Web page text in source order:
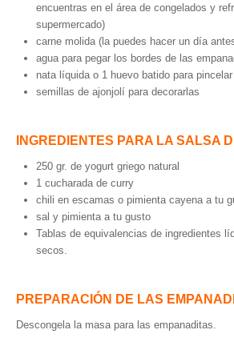
encuentras en el área de congelados y
supermercado)
carne molida (la puedes hacer un día
agua para pegar los bordes de las
nata líquida o 1 huevo batido para
semillas de ajonjolí para decorarlas
INGREDIENTES PARA LA SALSA
250 gr. de yogurt griego natural
1 cucharada de curry
chili en escamas o pimienta cayena a tu
sal y pimienta a tu gusto
Tablas de equivalencias de ingredientes
secos.
PREPARACIÓN DE LAS
Descongela la masa para las empanaditas.